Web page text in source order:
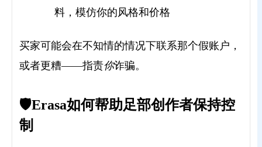
料，模仿你的风格和价格
买家可能会在不知情的情况下联系那个假账户，
或者更糟——指责你诈骗。
🛡️Erasa如何帮助足部创作者保持控
制